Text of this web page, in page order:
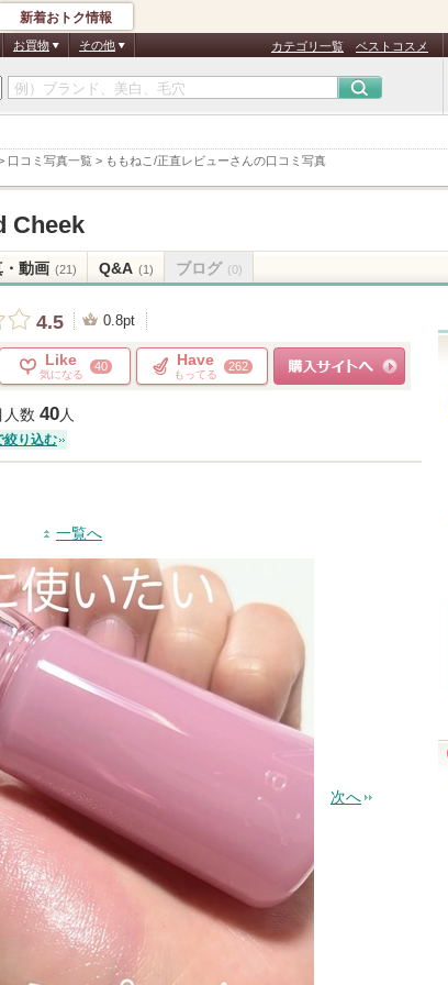
口コミ写真一覧 > ももねこ/正直レビューさんの口コミ写真
新着おトク情報
お買物 その他 カテゴリ一覧 ベストコスメ
Cheek
動画 (21) Q&A (1) ブログ (0)
4.5 0.8pt
Like
気になる
40 Have
もってる
262
人数 40人
絞り込む
一覧へ
次へ